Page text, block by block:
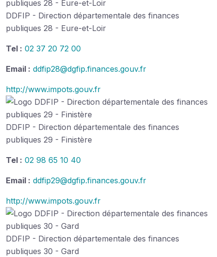
DDFIP - Direction départementale des finances
publiques 28 - Eure-et-Loir
Tel : 02 37 20 72 00
Email : ddfip28@dgfip.finances.gouv.fr
http://www.impots.gouv.fr
DDFIP - Direction départementale des finances
publiques 29 - Finistère
Tel : 02 98 65 10 40
Email : ddfip29@dgfip.finances.gouv.fr
http://www.impots.gouv.fr
DDFIP - Direction départementale des finances
publiques 30 - Gard